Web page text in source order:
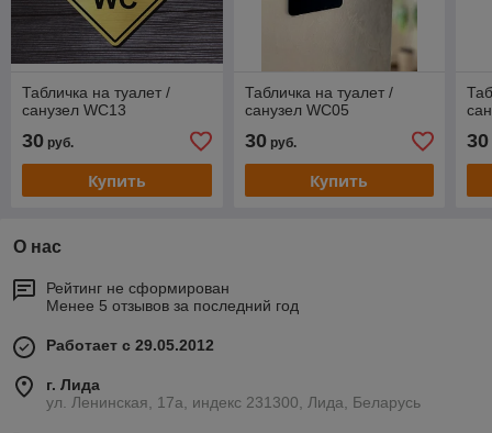
Табличка на туалет /
санузел WC13
30 руб.
Купить
Табличка на туалет /
санузел WC05
30руб.
Купить
30
О нас
Рейтинг не сформирован
Менее 5 отзывов за последний год
Работает с 29.05.2012
г. Лида
ул. Ленинская, 17а, индекс 231300, Лида, Беларусь